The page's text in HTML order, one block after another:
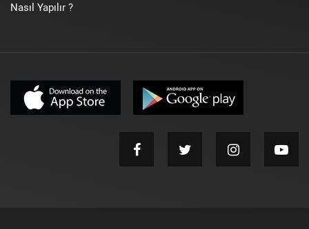
Nasıl Yapılır ?